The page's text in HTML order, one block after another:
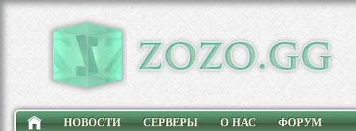
НОВОСТИ СЕРВЕРЫ О НАС ФОРУМ